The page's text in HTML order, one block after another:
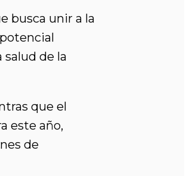
busca unir a la
de la
que el
este año,
de